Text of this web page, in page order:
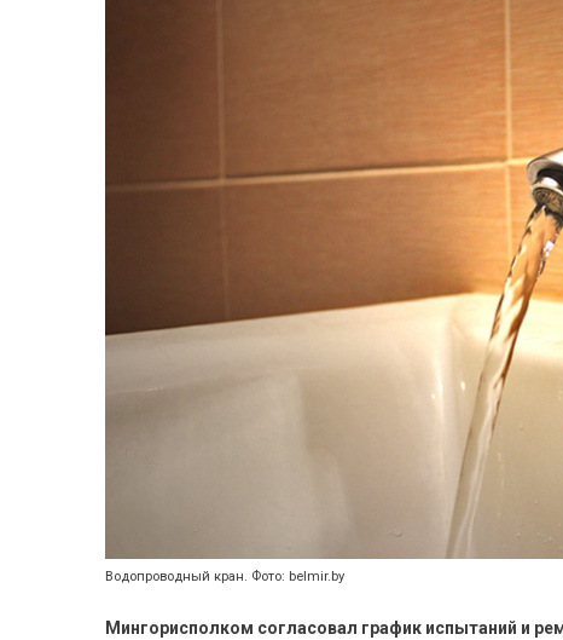
Водопроводный кран. Фото: belmir.by
Мингорисполком согласовал график испытаний и